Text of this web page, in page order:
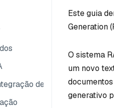
de dados
Este guia
Generation
O sistema
um novo
generativo